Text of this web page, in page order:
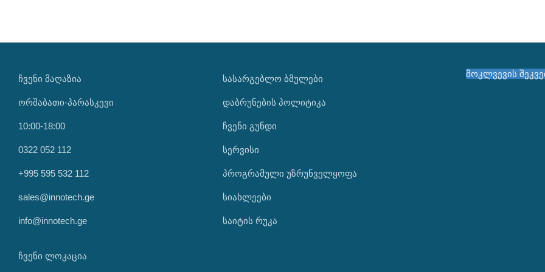
ᲩᲕᲔᲜᲘ ᲛᲐᲦᲐᲖᲘᲐ
ორშაბათი-პარასკევი
10:00-18:00
0322 052 112
+995 595 532 112
sales@innotech.ge
info@innotech.ge
ჩვენი ლოკაცია
ᲡᲐᲡᲐᲠᲒᲔᲑᲚᲝ ᲑᲛᲣᲚᲔᲑᲘ
დაბრუნების პოლიტიკა
ჩვენი გუნდი
სერვისი
პროგრამული უზრუნველყოფა
სიახლეები
საიტის რუკა
მოკლვევის